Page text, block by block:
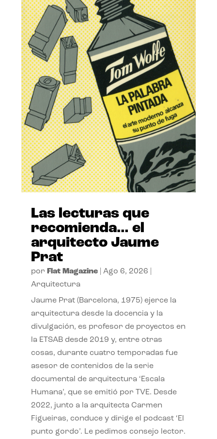
Las lecturas que
recomienda… el
arquitecto Jaume
Prat
por Flat Magazine| Ago 6, 2026
Arquitectura
Jaume Prat (Barcelona, 1975) ejerce la
arquitectura desde la docencia y la
divulgación, es profesor de proyectos en
la ETSAB desde 2019 y, entre otras
cosas, durante cuatro temporadas fue
asesor de contenidos de la serie
documental de arquitectura ‘Escala
Humana’, que se emitió por TVE. Desde
2022, junto a la arquitecta Carmen
Figueiras, conduce y dirige el podcast ‘El
punto gordo’. Le pedimos consejo lector.